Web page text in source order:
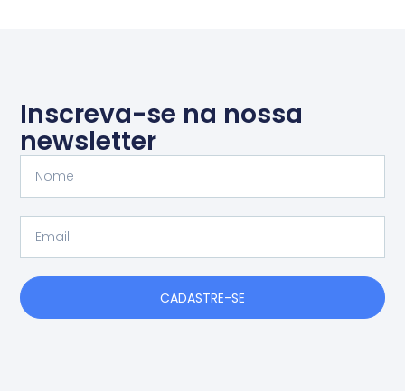
Inscreva-se na nossa
newsletter
CADASTRE-SE